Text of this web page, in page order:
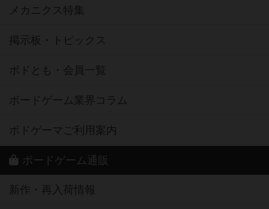
メカニクス特集
掲示板・トピックス
ボドとも・会員一覧
ボードゲーム業界コラム
ボドゲーマご利用案内
ボードゲーム通販
新作・再入荷情報